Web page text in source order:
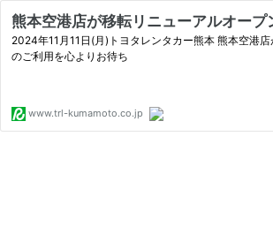
熊本空港店が移転リニューアルオープ
2024年11月11日(月)トヨタレンタカー熊本 熊本空港
のご利用を心よりお待ち
www.trl-kumamoto.co.jp